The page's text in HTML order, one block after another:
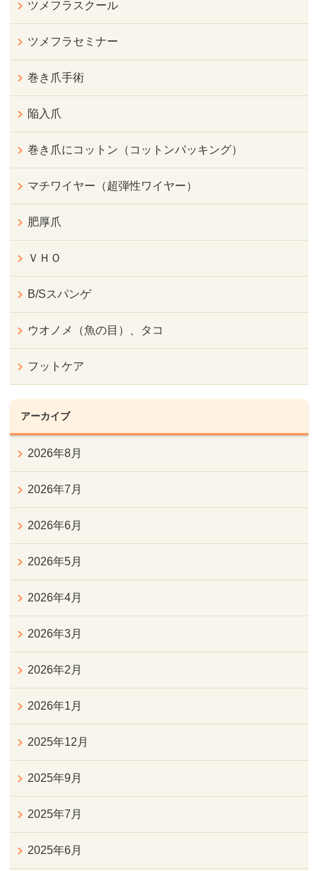
ツメフラスクール
ツメフラセミナー
巻き爪手術
陥入爪
巻き爪にコットン（コットンパッキング）
マチワイヤー（超弾性ワイヤー）
肥厚爪
ＶＨＯ
B/Sスパンゲ
ウオノメ（魚の目）、タコ
フットケア
アーカイブ
2026年8月
2026年7月
2026年6月
2026年5月
2026年4月
2026年3月
2026年2月
2026年1月
2025年12月
2025年9月
2025年7月
2025年6月